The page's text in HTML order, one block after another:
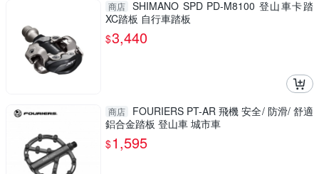
商店 SHIMANO SPD PD-M8100 登山車卡踏
XC踏板 自行車踏板
$3,440
商店
FOURIERS PT-AR 飛機 安全/ 防滑/ 舒適
鋁合金踏板 登山車 城市車
$1,595